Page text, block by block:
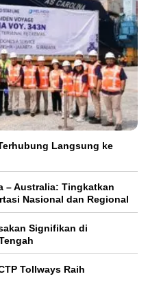
Langsung ke
– Australia: Tingkatkan
Nasional dan Regional
Signifikan di
Tollways Raih